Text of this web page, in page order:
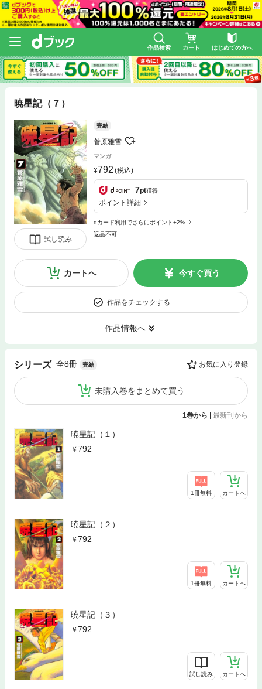
作品検索 カート はじめての方へ
暁星記（７）
試し読み
完結
菅原雅雪
マンガ
792 (税込)
7pt獲得
ポイント詳細
dカード利用でさらにポイント+2%
返品不可
カートへ 今すぐ買う
作品をチェックする
作品情報へ
シリーズ 全8冊 完結 お気に入り登録
未購入巻をまとめて買う
1巻から | 最新刊から
暁星記（１）
792
1冊無料 カートへ
暁星記（２）
792
1冊無料 カートへ
暁星記（３）
792
試し読み カートへ